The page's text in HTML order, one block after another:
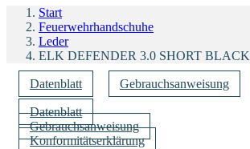
Start
Feuerwehrhandschuhe
Leder
ELK DEFENDER 3.0 SHORT BLACK
Datenblatt Gebrauchsanweisung
Datenblatt
Gebrauchsanweisung
Konformitätserklärung